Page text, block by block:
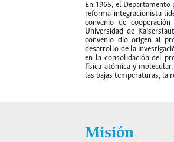
En 1965, el Departamento
reforma integracionista
convenio de
Universidad de
convenio dio origen al
desarrollo de la
en la consolidación del
física atómica y
las bajas temperaturas, la
Misión